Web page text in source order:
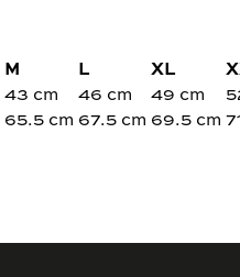
M L XL
43 cm 46 cm 49 cm
65.5 cm 67.5 cm 69.5 cm